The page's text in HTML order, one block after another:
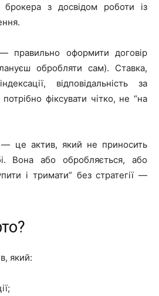
брокера з досвідом роботи із
оформити договір
обробляти сам). Ставка,
відповідальність за
фіксувати чітко, не “на
— це актив, який не приносить
Вона або обробляється, або
і тримати” без стратегії —
який: